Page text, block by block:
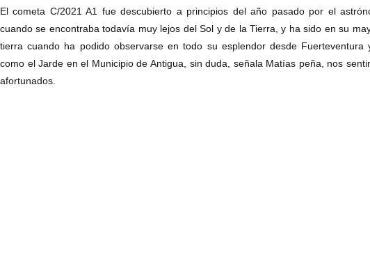
El cometa C/2021 A1 fue descubierto a principios del año pasado por el
cuando se encontraba todavía muy lejos del Sol y de la Tierra, y ha sido en su
tierra cuando ha podido observarse en todo su esplendor desde Fuerteventura
como el Jarde en el Municipio de Antigua, sin duda, señala Matías peña, nos
afortunados.